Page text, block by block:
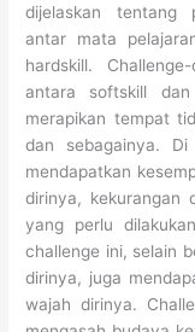
dijelaskan tentang
antar mata
hardskill.
antara softskill
merapikan tempat
dan sebagainya.
mendapatkan
dirinya, kekurangan
yang perlu
challenge ini, selain
dirinya, juga
wajah dirinya.